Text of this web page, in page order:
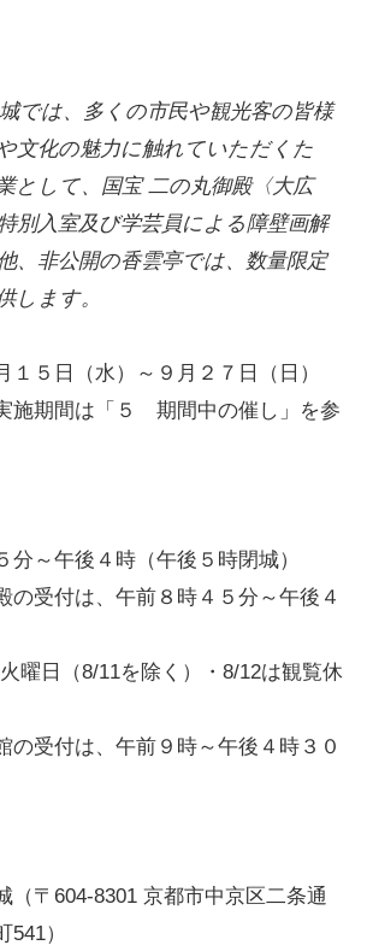
では、多くの市民や観光客の皆様
文化の魅力に触れていただくた
として、国宝 二の丸御殿〈大広
別入室及び学芸員による障壁画解
、非公開の香雲亭では、数量限定
します。
１５日（水）～９月２７日（日）
期間は「５ 期間中の催し」を参
分～午後４時（午後５時閉城）
受付は、午前８時４５分～午後４
火曜日（8/11を除く）・8/12は観覧休
の受付は、午前９時～午後４時３０
（〒604-8301 京都市中京区二条通
）